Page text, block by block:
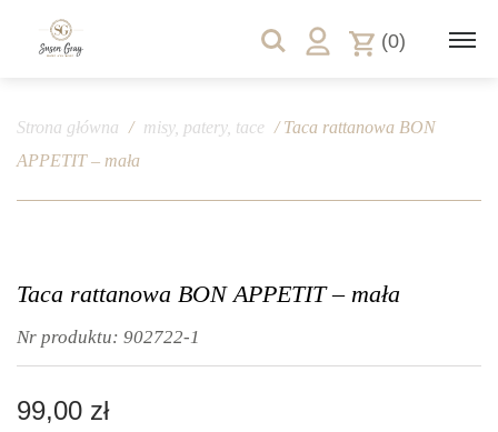
(0)
Strona główna / misy, patery, tace / Taca rattanowa BON
APPETIT – mała
Taca rattanowa BON APPETIT – mała
Nr produktu: 902722-1
99,00 zł